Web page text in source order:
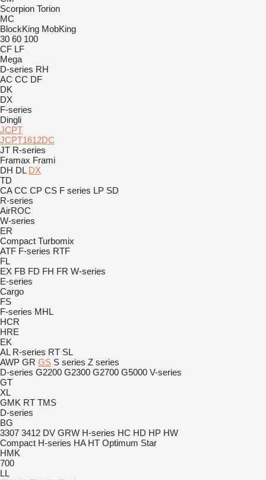
Scorpion Torion
MC
BlockKing MobKing
30 60 100
CF LF
Mega
D-series RH
AC CC DF
DK
DX
F-series
Dingli
JCPT
JCPT1612DC
JT R-series
Framax Frami
DH DL DX
TD
CA CC CP CS F series LP SD
R-series
AirROC
W-series
ER
Compact Turbomix
ATF F-series RTF
FL
EX FB FD FH FR W-series
E-series
Cargo
FS
F-series MHL
HCR
HRE
EK
AL R-series RT SL
AWP GR GS S series Z series
D-series G2200 G2300 G2700 G5000 V-series
GT
XL
GMK RT TMS
D-series
BG
3307 3412 DV GRW H-series HC HD HP HW
Compact H-series HA HT Optimum Star
HMK
700
LL